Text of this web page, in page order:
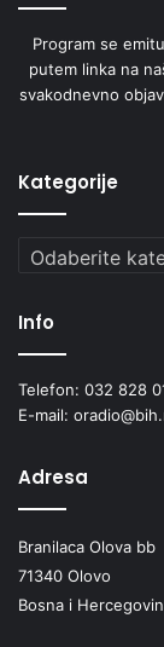
Program se
putem linka na
svakodnevno
Kategorije
Kategorije
Info
Telefon: 032 828
E-mail:
Adresa
Branilaca Olova bb
71340 Olovo
Bosna i